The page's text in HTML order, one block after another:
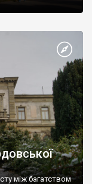
між багатством